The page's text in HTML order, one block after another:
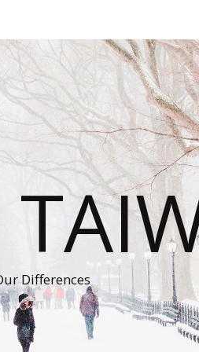
Differences